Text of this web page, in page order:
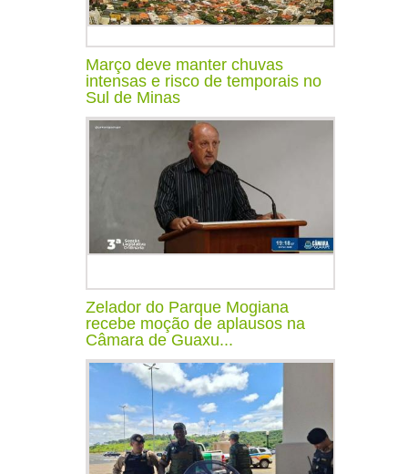
Março deve manter chuvas
intensas e risco de temporais no
Sul de Minas
Zelador do Parque Mogiana
recebe moção de aplausos na
Câmara de Guaxu...